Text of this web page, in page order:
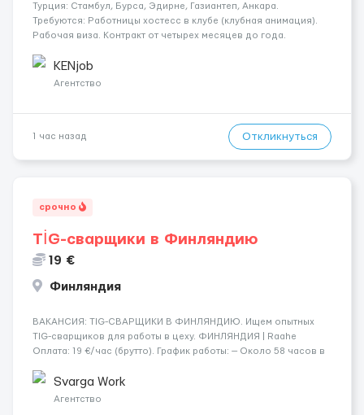
Турция: Стамбул, Бурса, Эдирне, Газиантеп, Анкара.
Требуются: Работницы хостесc в клубе (клубная анимация).
Рабочая виза. Контракт от четырех месяцев до года.
страховка. Высокая зарплата + %. Легально. Безопасно.
*Коммуникабел...
KENjob
Агентство
1 час назад Откликнуться
срочно
TİG-сварщики в Финляндию
19 €
Финляндия
​​ВАКАНСИЯ: TIG-СВАРЩИКИ В ФИНЛЯНДИЮ. Ищем опытных
TIG-сварщиков для работы в цеху. ФИНЛЯНДИЯ | Raahe
Оплата: 19 €/час (брутто). График работы: — Около 58 часов в
переработки. Дата начала: — Как можно скорее....
Svarga Work
Агентство